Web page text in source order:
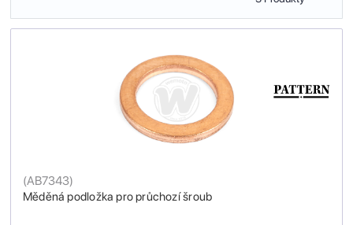
Měděná podložka pro průchozí šroub
(AB7343)